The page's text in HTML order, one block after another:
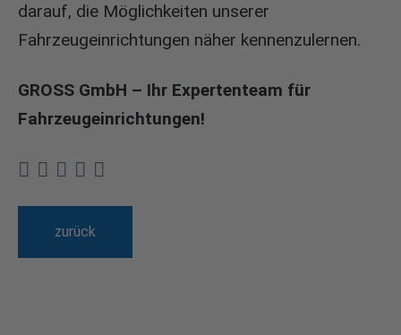
darauf, die Möglichkeiten unserer
Fahrzeugeinrichtungen näher kennenzulernen.
GROSS GmbH – Ihr Expertenteam für
Fahrzeugeinrichtungen!
zurück